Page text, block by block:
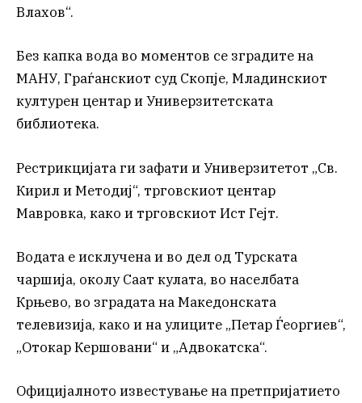
Влахов“.
Без капка вода во моментов се зградите на
МАНУ, Граѓанскиот суд Скопје, Младинскиот
културен центар и Универзитетската
библиотека.
Рестрикцијата ги зафати и Универзитетот „Св.
Кирил и Методиј“, трговскиот центар
Мавровка, како и трговскиот Ист Гејт.
Водата е исклучена и во дел од Турската
чаршија, околу Саат кулата, во населбата
Крњево, во зградата на Македонската
телевизија, како и на улиците „Петар Ѓеоргиев“,
„Отокар Кершовани“ и „Адвокатска“.
Официјалното известување на претпријатието